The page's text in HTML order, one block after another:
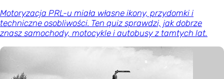
Motoryzacja PRL-u miała własne ikony, przydomki i
techniczne osobliwości. Ten quiz sprawdzi, jak dobrze
znasz samochody, motocykle i autobusy z tamtych lat.